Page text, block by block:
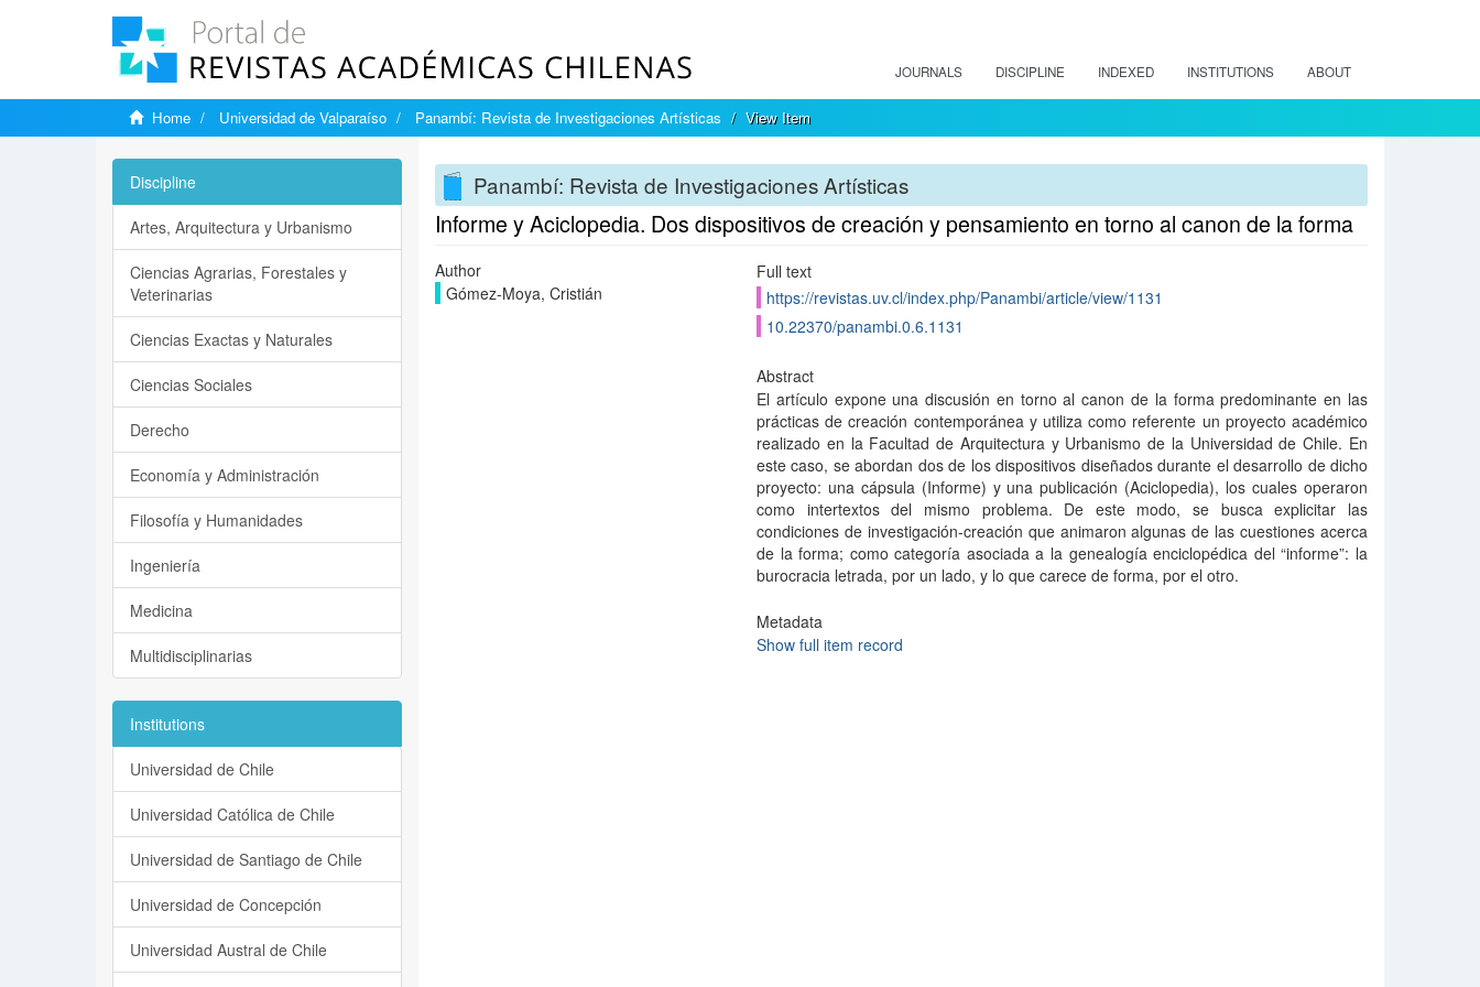
JOURNALS DISCIPLINE INDEXED INSTITUTIONS ABOUT
Home Universidad de Valparaíso Panambí: Revista de Investigaciones Artísticas View Item
Panambí: Revista de Investigaciones Artísticas
Informe y Aciclopedia. Dos dispositivos de creación y pensamiento en torno al canon de la forma
Author
Gómez-Moya, Cristián
Full text
https://revistas.uv.cl/index.php/Panambi/article/view/1131
10.22370/panambi.0.6.1131
Abstract
El artículo expone una discusión en torno al canon de la forma predominante en las
prácticas de creación contemporánea y utiliza como referente un proyecto académico
realizado en la Facultad de Arquitectura y Urbanismo de la Universidad de Chile. En
este caso, se abordan dos de los dispositivos diseñados durante el desarrollo de dicho
proyecto: una cápsula (Informe) y una publicación (Aciclopedia), los cuales operaron
como intertextos del mismo problema. De este modo, se busca explicitar las
condiciones de investigación-creación que animaron algunas de las cuestiones acerca
de la forma; como categoría asociada a la genealogía enciclopédica del “informe”: la
burocracia letrada, por un lado, y lo que carece de forma, por el otro.
Metadata
Show full item record
Discipline
Artes, Arquitectura y Urbanismo
Ciencias Agrarias, Forestales y
Veterinarias
Ciencias Exactas y Naturales
Ciencias Sociales
Derecho
Economía y Administración
Filosofía y Humanidades
Ingeniería
Medicina
Multidisciplinarias
Institutions
Universidad de Chile
Universidad Católica de Chile
Universidad de Santiago de Chile
Universidad de Concepción
Universidad Austral de Chile